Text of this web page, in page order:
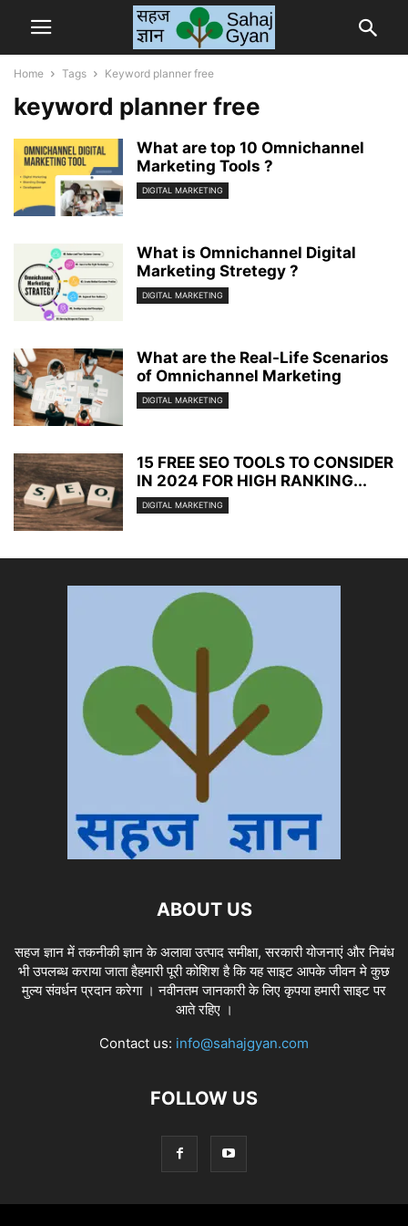
Home Tags Keyword planner free
keyword planner free
What are top 10 Omnichannel
Marketing Tools ?
DIGITAL MARKETING
What is Omnichannel Digital
Marketing Stretegy ?
DIGITAL MARKETING
What are the Real-Life Scenarios
of Omnichannel Marketing
DIGITAL MARKETING
15 FREE SEO TOOLS TO CONSIDER
IN 2024 FOR HIGH RANKING...
DIGITAL MARKETING
ABOUT US
सहज ज्ञान में तकनीकी ज्ञान के अलावा उत्पाद समीक्षा, सरकारी योजनाएं और निबंध
भी उपलब्ध कराया जाता हैहमारी पूरी कोशिश है कि यह साइट आपके जीवन मे कुछ
मुल्य संवर्धन प्रदान करेगा । नवीनतम जानकारी के लिए कृपया हमारी साइट पर
आते रहिए ।
Contact us: info@sahajgyan.com
FOLLOW US